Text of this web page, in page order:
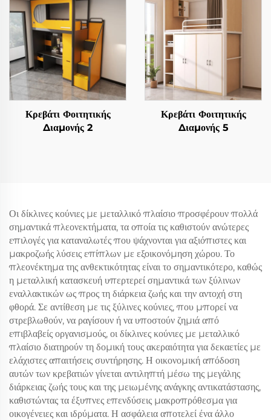
Κρεβάτι Φοιτητικής
Διαμονής 2
Κρεβάτι Φοιτητικής
Διαμονής 5
Οι δίκλινες κούνιες με μεταλλικό πλαίσιο προσφέρουν πολλά
σημαντικά πλεονεκτήματα, τα οποία τις καθιστούν ανώτερες
επιλογές για καταναλωτές που ψάχνονται για αξιόπιστες και
μακροζωής λύσεις επίπλων με εξοικονόμηση χώρου. Το
πλεονέκτημα της ανθεκτικότητας είναι το σημαντικότερο, καθώς
η μεταλλική κατασκευή υπερτερεί σημαντικά των ξύλινων
εναλλακτικών ως προς τη διάρκεια ζωής και την αντοχή στη
φθορά. Σε αντίθεση με τις ξύλινες κούνιες, που μπορεί να
στρεβλωθούν, να ραγίσουν ή να υποστούν ζημιά από
επιβλαβείς οργανισμούς, οι δίκλινες κούνιες με μεταλλικό
πλαίσιο διατηρούν τη δομική τους ακεραιότητα για δεκαετίες με
ελάχιστες απαιτήσεις συντήρησης. Η οικονομική απόδοση
αυτών των κρεβατιών γίνεται αντιληπτή μέσω της μεγάλης
διάρκειας ζωής τους και της μειωμένης ανάγκης αντικατάστασης,
καθιστώντας τα έξυπνες επενδύσεις μακροπρόθεσμα για
οικογένειες και ιδρύματα. Η ασφάλεια αποτελεί ένα άλλο